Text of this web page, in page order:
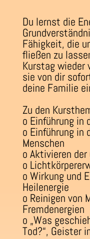
Du lernst die
Fähigkeit, die
fließen zu
Kurstag
sie von dir
deine Familie
Zu den
o Einführung in
o Einführung in
Menschen
o Aktivieren
o
o Wirkung und
Heilenergie
o Reinigen von
Fremdenergien
o „Was
Tod?“, Geister